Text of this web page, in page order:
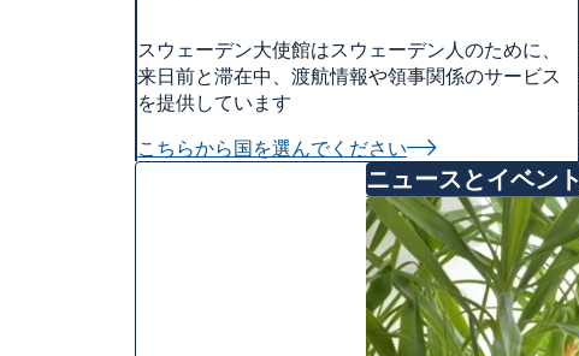
スウェーデン大使館はスウェーデン人のために、
来日前と滞在中、渡航情報や領事関係のサービス
を提供しています
こちらから国を選んでください
ニュースとイベント